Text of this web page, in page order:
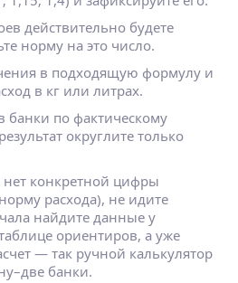
действительно будете
норму на это число.
в подходящую формулу и
в кг или литрах.
банки по фактическому
округлите только
нет конкретной цифры
расхода), не идите
найдите данные у
ориентиров, а уже
— так ручной калькулятор
банки.